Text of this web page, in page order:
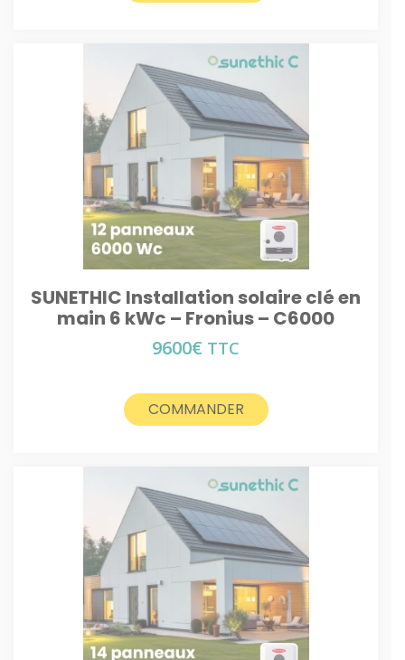
SUNETHIC Installation solaire clé en
main 6 kWc – Fronius – C6000
9600€ TTC
COMMANDER